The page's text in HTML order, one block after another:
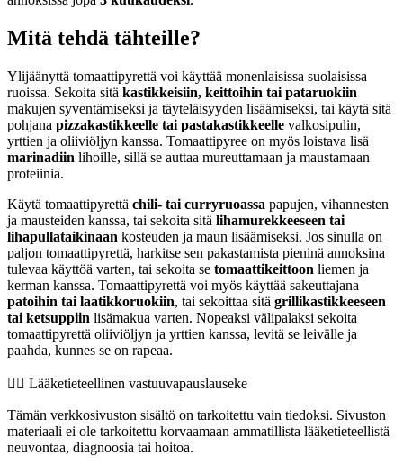
Mitä tehdä tähteille?
Ylijäänyttä tomaattipyrettä voi käyttää monenlaisissa suolaisissa
ruoissa. Sekoita sitä kastikkeisiin, keittoihin tai pataruokiin
makujen syventämiseksi ja täyteläisyyden lisäämiseksi, tai käytä sitä
pohjana pizzakastikkeelle tai pastakastikkeelle valkosipulin,
yrttien ja oliiviöljyn kanssa. Tomaattipyree on myös loistava lisä
marinadiin lihoille, sillä se auttaa mureuttamaan ja maustamaan
proteiinia.
Käytä tomaattipyrettä chili- tai curryruoassa papujen, vihannesten
ja mausteiden kanssa, tai sekoita sitä lihamurekkeeseen tai
lihapullataikinaan kosteuden ja maun lisäämiseksi. Jos sinulla on
paljon tomaattipyrettä, harkitse sen pakastamista pieninä annoksina
tulevaa käyttöä varten, tai sekoita se tomaattikeittoon liemen ja
kerman kanssa. Tomaattipyrettä voi myös käyttää sakeuttajana
patoihin tai laatikkoruokiin, tai sekoittaa sitä grillikastikkeeseen
tai ketsuppiin lisämakua varten. Nopeaksi välipalaksi sekoita
tomaattipyrettä oliiviöljyn ja yrttien kanssa, levitä se leivälle ja
paahda, kunnes se on rapeaa.
👨‍⚕️️ Lääketieteellinen vastuuvapauslauseke
Tämän verkkosivuston sisältö on tarkoitettu vain tiedoksi. Sivuston
materiaali ei ole tarkoitettu korvaamaan ammatillista lääketieteellistä
neuvontaa, diagnoosia tai hoitoa.